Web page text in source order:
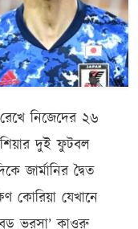
নিজেদের ২৬
দুই ফুটবল
জার্মানির দ্বৈত
কোরিয়া যেখানে